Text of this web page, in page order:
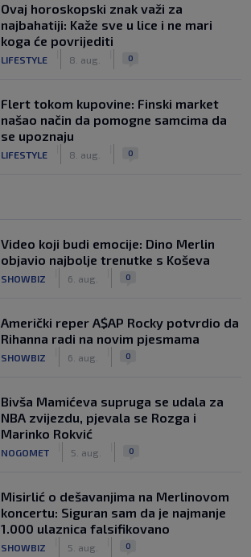
Ovaj horoskopski znak važi za
najbahatiji: Kaže sve u lice i ne mari
koga će povrijediti
LIFESTYLE 8. aug. 0
Flert tokom kupovine: Finski market
našao način da pomogne samcima da
se upoznaju
LIFESTYLE 8. aug. 0
Video koji budi emocije: Dino Merlin
objavio najbolje trenutke s Koševa
SHOWBIZ 6. aug. 0
Američki reper A$AP Rocky potvrdio da
Rihanna radi na novim pjesmama
SHOWBIZ 6. aug. 0
Bivša Mamićeva supruga se udala za
NBA zvijezdu, pjevala se Rozga i
Marinko Rokvić
NOGOMET 5. aug. 0
Misirlić o dešavanjima na Merlinovom
koncertu: Siguran sam da je najmanje
1.000 ulaznica falsifikovano
SHOWBIZ 5. aug. 0